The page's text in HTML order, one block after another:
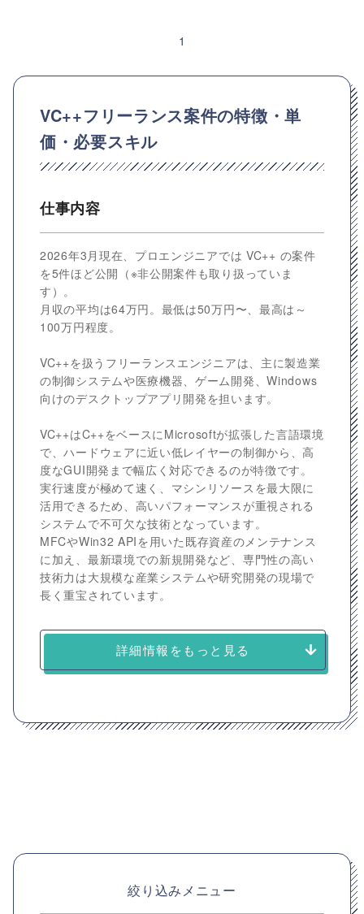
1
VC++フリーランス案件の特徴・単
価・必要スキル
仕事内容
2026年3月現在、プロエンジニアでは VC++ の案件
を5件ほど公開（※非公開案件も取り扱っていま
す）。
月収の平均は64万円。最低は50万円〜、最高は～
100万円程度。
VC++を扱うフリーランスエンジニアは、主に製造業
の制御システムや医療機器、ゲーム開発、Windows
向けのデスクトップアプリ開発を担います。
VC++はC++をベースにMicrosoftが拡張した言語環境
で、ハードウェアに近い低レイヤーの制御から、高
度なGUI開発まで幅広く対応できるのが特徴です。
実行速度が極めて速く、マシンリソースを最大限に
活用できるため、高いパフォーマンスが重視される
システムで不可欠な技術となっています。
MFCやWin32 APIを用いた既存資産のメンテナンス
に加え、最新環境での新規開発など、専門性の高い
技術力は大規模な産業システムや研究開発の現場で
長く重宝されています。
詳細情報をもっと見る
絞り込みメニュー